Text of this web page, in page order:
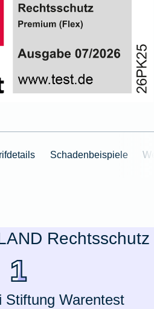
Schadenbeispiele
Rechtsschutz
Stiftung Warentest